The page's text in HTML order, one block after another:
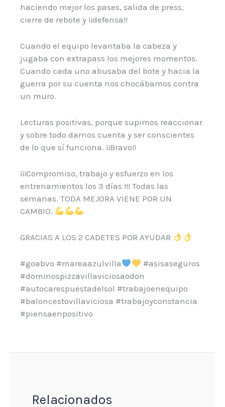
haciendo mejor los pases, salida de press,
cierre de rebote y ¡¡defensa!!
Cuando el equipo levantaba la cabeza y
jugaba con extrapass los mejores momentos.
Cuando cada uno abusaba del bote y hacia la
guerra por su cuenta nos chocábamos contra
un muro.
Lecturas positivas, porque supimos reaccionar
y sobre todo darnos cuenta y ser conscientes
de lo que sí funciona. ¡¡Bravo!!
¡¡¡Compromiso, trabajo y esfuerzo en los
entrenamientos los 3 días !!! Todas las
semanas. TODA MEJORA VIENE POR UN
CAMBIO.
GRACIAS A LOS 2 CADETES POR AYUDAR
#goabvo #mareaazulvilla
#asisaseguros
#dominospizzavillaviciosaodon
#autocarespuestadelsol #trabajoenequipo
#baloncestovillaviciosa #trabajoyconstancia
#piensaenpositivo
Relacionados